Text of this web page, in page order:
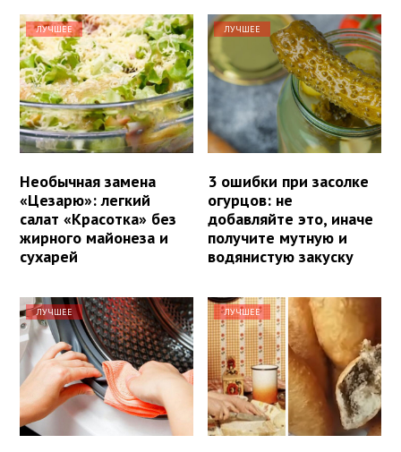
ЛУЧШЕЕ
Необычная замена
«Цезарю»: легкий
салат «Красотка» без
жирного майонеза и
сухарей
ЛУЧШЕЕ
3 ошибки при засолке
огурцов: не
добавляйте это, иначе
получите мутную и
водянистую закуску
ЛУЧШЕЕ ЛУЧШЕЕ